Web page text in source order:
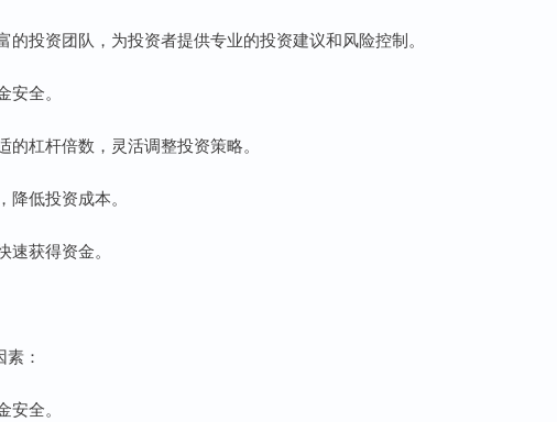
投资团队，为投资者提供专业的投资建议和风险控制。
全。
杠杆倍数，灵活调整投资策略。
低投资成本。
获得资金。
：
全。